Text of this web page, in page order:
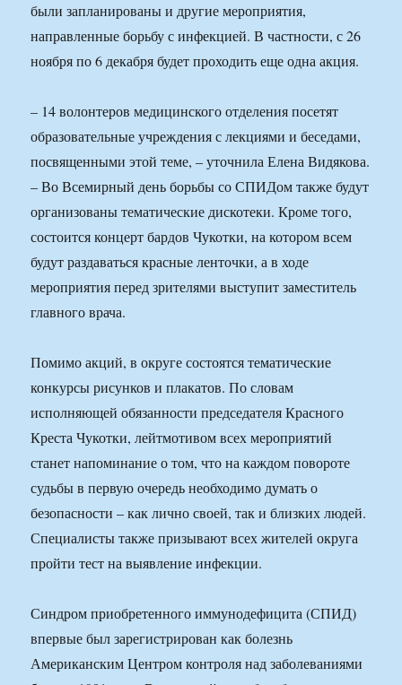
были запланированы и другие мероприятия,
направленные борьбу с инфекцией. В частности, с 26
ноября по 6 декабря будет проходить еще одна акция.
– 14 волонтеров медицинского отделения посетят
образовательные учреждения с лекциями и беседами,
посвященными этой теме, – уточнила Елена Видякова.
– Во Всемирный день борьбы со СПИДом также будут
организованы тематические дискотеки. Кроме того,
состоится концерт бардов Чукотки, на котором всем
будут раздаваться красные ленточки, а в ходе
мероприятия перед зрителями выступит заместитель
главного врача.
Помимо акций, в округе состоятся тематические
конкурсы рисунков и плакатов. По словам
исполняющей обязанности председателя Красного
Креста Чукотки, лейтмотивом всех мероприятий
станет напоминание о том, что на каждом повороте
судьбы в первую очередь необходимо думать о
безопасности – как лично своей, так и близких людей.
Специалисты также призывают всех жителей округа
пройти тест на выявление инфекции.
Синдром приобретенного иммунодефицита (СПИД)
впервые был зарегистрирован как болезнь
Американским Центром контроля над заболеваниями